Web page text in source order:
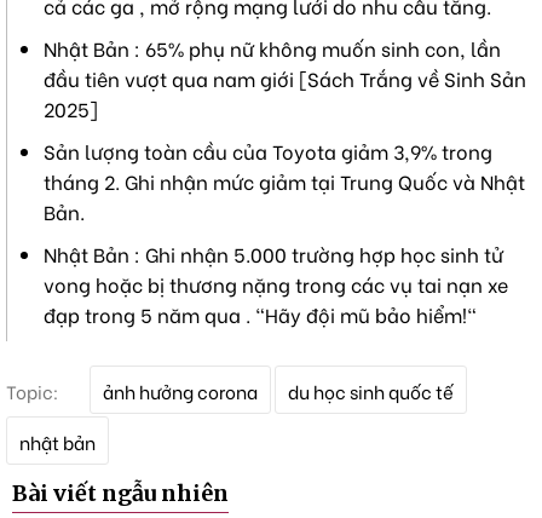
Nhật Bản : 65% phụ nữ không muốn sinh con, lần
đầu tiên vượt qua nam giới [Sách Trắng về Sinh Sản
2025]
Sản lượng toàn cầu của Toyota giảm 3,9% trong
tháng 2. Ghi nhận mức giảm tại Trung Quốc và Nhật
Bản.
Nhật Bản : Ghi nhận 5.000 trường hợp học sinh tử
vong hoặc bị thương nặng trong các vụ tai nạn xe
đạp trong 5 năm qua . "Hãy đội mũ bảo hiểm!"
Topic:
h
a
ảnh hưởng corona
du học sinh quốc tế
nhật bản
Bài viết ngẫu nhiên